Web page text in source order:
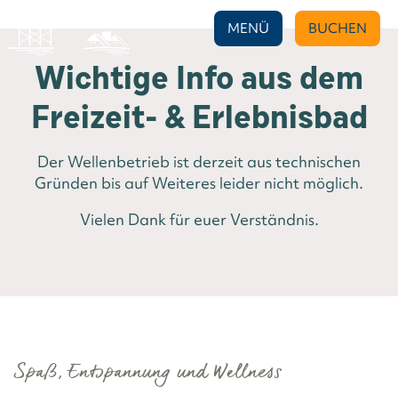
MENÜ BUCHEN
Wellness & Badeaction
DÜNEN-THERME
Wichtige Info aus dem
Freizeit- & Erlebnisbad
Der Wellenbetrieb ist derzeit aus technischen
Gründen bis auf Weiteres leider nicht möglich.
Vielen Dank für euer Verständnis.
Spaß, Entspannung und Wellness